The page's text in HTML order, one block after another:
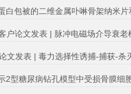
白包被的二维金属卟啉骨架纳米
户论文发表 | 脉冲电磁场介导衰
文发表 | 毒力选择性诱捕-捕获-
2型糖尿病钻孔模型中受损骨膜细